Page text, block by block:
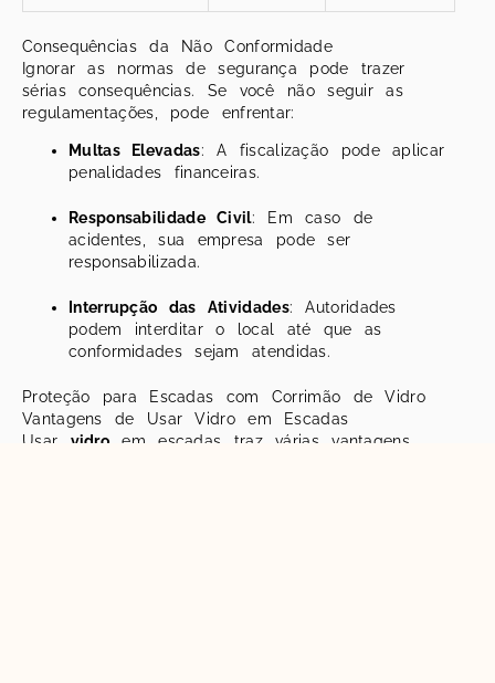
Consequências da Não Conformidade
Ignorar as normas de segurança pode trazer
sérias consequências. Se você não seguir as
regulamentações, pode enfrentar:
Multas Elevadas: A fiscalização pode aplicar
penalidades financeiras.
Responsabilidade Civil: Em caso de
acidentes, sua empresa pode ser
responsabilizada.
Interrupção das Atividades: Autoridades
podem interditar o local até que as
conformidades sejam atendidas.
Proteção para Escadas com Corrimão de Vidro
Vantagens de Usar Vidro em Escadas
Usar vidro em escadas traz várias vantagens.